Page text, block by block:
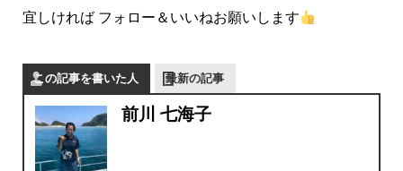
宜しければ フォロー＆いいねお願いします
この記事を書いた人 最新の記事
前川 七海子